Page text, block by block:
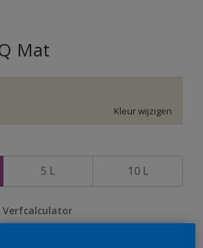
Mat
Kleur wijzigen
5 L 10 L
Verfcalculator